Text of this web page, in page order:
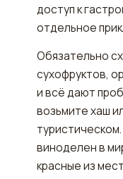
доступ к
отдельное
Обязательно
сухофруктов,
и всё дают
возьмите хаш
виноделен в
красные из